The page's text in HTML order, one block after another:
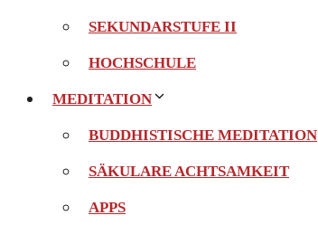
SEKUNDARSTUFE II
HOCHSCHULE
MEDITATION
BUDDHISTISCHE MEDITATION
SÄKULARE ACHTSAMKEIT
APPS